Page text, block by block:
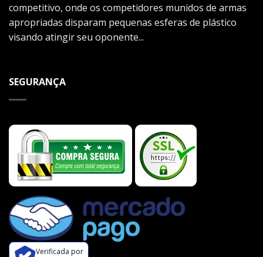
competitivo, onde os competidores munidos de armas
apropriadas disparam pequenas esferas de plástico
visando atingir seu oponente...
SEGURANÇA
Verificada por